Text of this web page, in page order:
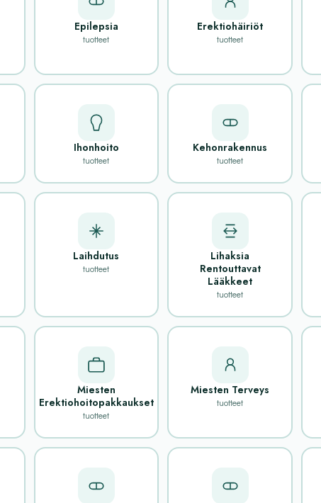
Epilepsia
tuotteet
Erektiohäiriöt
tuotteet
Ihonhoito
tuotteet
Kehonrakennus
tuotteet
Laihdutus
tuotteet
Lihaksia
Rentouttavat
Lääkkeet
tuotteet
Miesten
Erektiohoitopakkaukset
tuotteet
Miesten Terveys
tuotteet